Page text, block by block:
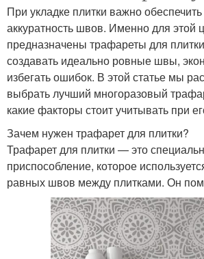
При укладке плитки важно обеспечить
аккуратность швов. Именно для этой
предназначены трафареты для
создавать идеально ровные швы,
избегать ошибок. В этой статье мы
выбрать лучший многоразовый
какие факторы стоит учитывать при
Зачем нужен трафарет для плитки?
Трафарет для плитки — это
приспособление, которое
равных швов между плитками. Он